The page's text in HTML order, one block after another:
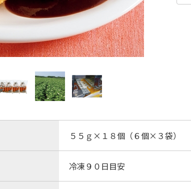
５５ｇ×１８個（６個×３袋）
冷凍９０日目安